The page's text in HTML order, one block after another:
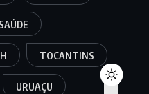
SAÚDE
TOCANTINS
URUAÇU